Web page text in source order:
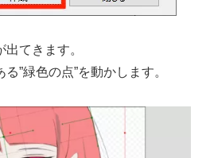
てきます。
”緑色の点”を動かします。